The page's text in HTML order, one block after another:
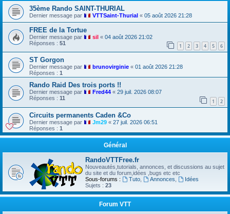
35ème Rando SAINT-THURIAL
Dernier message par VTTSaint-Thurial « 05 août 2026 21:28
FREE de la Tortue
Dernier message par sil « 04 août 2026 21:02
Réponses : 51 1 2 3 4 5 6
ST Gorgon
Dernier message par brunovirginie « 01 août 2026 21:28
Réponses : 1
Rando Raid Des trois ports !!
Dernier message par Fred44 « 29 juil. 2026 08:07
Réponses : 11 1 2
Circuits permanents Caden &Co
Dernier message par Jm29 « 27 juil. 2026 06:51
Réponses : 1
Général
RandoVTTFree.fr
Nouveautés,tutorials, annonces, et discussions au sujet
du site et du forum,idées ,bugs etc etc
Sous-forums :
Tuto, Annonces
Idées
Sujets : 23
Forum VTT